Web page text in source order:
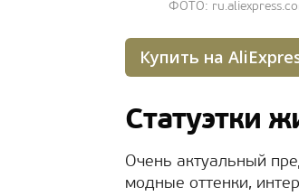
ФОТО:
Купить на
Статуэтки
Очень актуальный
модные оттенки,